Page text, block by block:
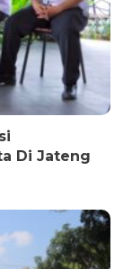
Di Jateng